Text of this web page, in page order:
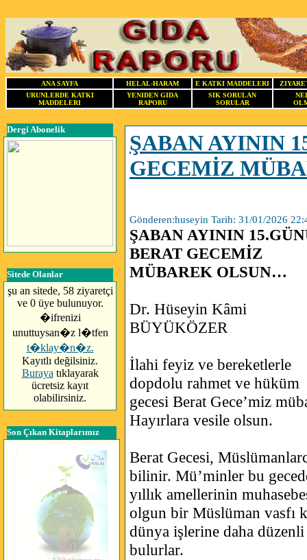
ANA SAYFA HELAL-HARAM E KATKI MADDELERI
URUNLERDE KATKI
MADDELERI
YENIDEN GIDA
RAPORU
SIK SORULAN
SORULAR
Dergi Abonelik
Sitede Olanlar
şu an sitede, 58 ziyaretçi
ve 0 üye bulunuyor.
�ifrenizi
unuttuysan�z l�tfen
t�klay�n�z.
Kayıtlı değilsiniz.
Buraya tıklayarak
ücretsiz kayıt
olabilirsiniz.
Son Çıkan Kitaplarımız
ŞABAN AYININ
GECEMİZ
Gönderen:huseyin Tarih: 31/01/2026
ŞABAN AYININ
BERAT GECEMİZ
MÜBAREK OLSUN…
Dr. Hüseyin Kâmi
BÜYÜKÖZER
İlahi feyiz ve bereketlerle
dopdolu rahmet ve hüküm
gecesi Berat Gece’miz
Hayırlara vesile olsun.
Berat Gecesi,
bilinir. Mü’minler bu
yıllık amellerinin
olgun bir Müslüman vasfı
dünya işlerine daha
bulurlar.